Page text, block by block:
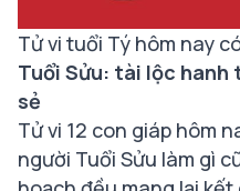
Tử vi tuổi Tý hôm nay
Tuổi Sửu: tài lộc
sẻ
Tử vi 12 con giáp hôm
người Tuổi Sửu làm gì